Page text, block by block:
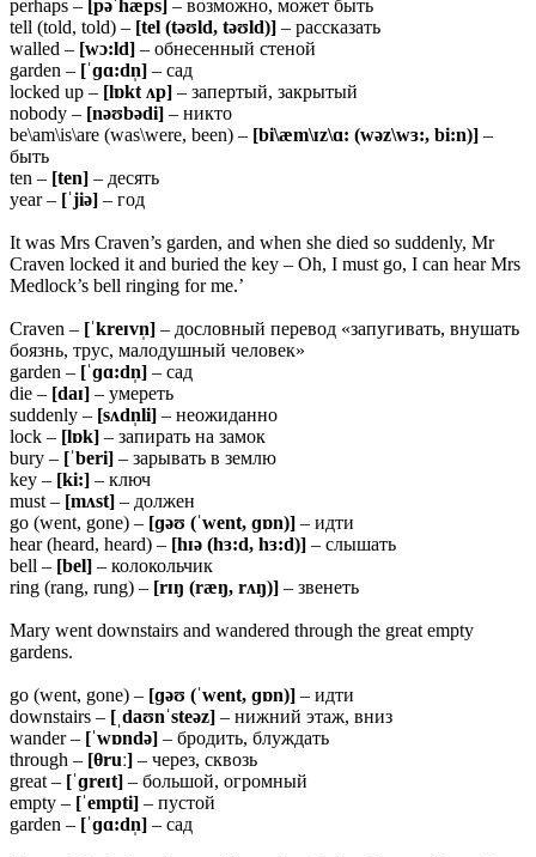
perhaps – [pəˈhæps] – возможно, может быть
tell (told, told) – [tel (təʊld, təʊld)] – рассказать
walled – [wɔ:ld] – обнесенный стеной
garden – [ˈɡɑ:dn̩] – сад
locked up – [lɒkt ʌp] – запертый, закрытый
nobody – [nəʊbədi] – никто
be\am\is\are (was\were, been) – [bi\æm\ɪz\ɑ: (wəz\wɜ:, bi:n)] –
быть
ten – [ten] – десять
year – [ˈjiə] – год
It was Mrs Craven’s garden, and when she died so suddenly, Mr
Craven locked it and buried the key – Oh, I must go, I can hear Mrs
Medlock’s bell ringing for me.’
Craven – [ˈkreɪvn̩] – дословный перевод «запугивать, внушать
боязнь, трус, малодушный человек»
garden – [ˈɡɑ:dn̩] – сад
die – [daɪ] – умереть
suddenly – [sʌdn̩li] – неожиданно
lock – [lɒk] – запирать на замок
bury – [ˈberi] – зарывать в землю
key – [ki:] – ключ
must – [mʌst] – должен
go (went, gone) – [ɡəʊ (ˈwent, ɡɒn)] – идти
hear (heard, heard) – [hɪə (hɜ:d, hɜ:d)] – слышать
bell – [bel] – колокольчик
ring (rang, rung) – [rɪŋ (ræŋ, rʌŋ)] – звенеть
Mary went downstairs and wandered through the great empty
gardens.
go (went, gone) – [ɡəʊ (ˈwent, ɡɒn)] – идти
downstairs – [ˌdaʊnˈsteəz] – нижний этаж, вниз
wander – [ˈwɒndə] – бродить, блуждать
through – [θruː] – через, сквозь
great – [ˈɡreɪt] – большой, огромный
empty – [ˈempti] – пустой
garden – [ˈɡɑ:dn̩] – сад